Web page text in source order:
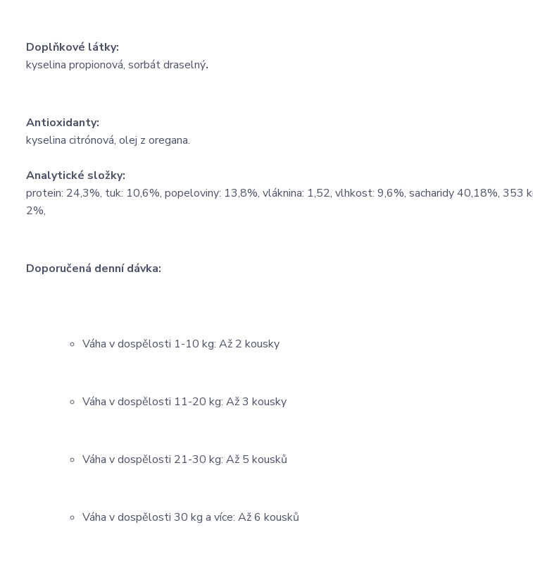
Doplňkové látky:
kyselina propionová, sorbát draselný.
Antioxidanty:
kyselina citrónová, olej z oregana.
Analytické složky:
protein: 24,3%, tuk: 10,6%, popeloviny: 13,8%, vláknina: 1,52, vlhkost: 9,6%, sacharidy 40,18%, 353
2%,
Doporučená denní dávka:
Váha v dospělosti 1-10 kg: Až 2 kousky
Váha v dospělosti 11-20 kg: Až 3 kousky
Váha v dospělosti 21-30 kg: Až 5 kousků
Váha v dospělosti 30 kg a více: Až 6 kousků